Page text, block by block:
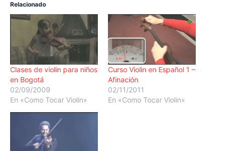
Relacionado
Clases de violin para niños
en Bogotá
02/09/2009
En «Como Tocar Violin»
Curso Violin en Español 1 –
Afinación
02/11/2011
En «Como Tocar Violin»